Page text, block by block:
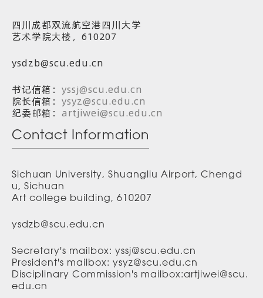
四川成都双流航空港四川大学
艺术学院大楼，610207
ysdzb@scu.edu.cn
书记信箱： yssj@scu.edu.cn
院长信箱： ysyz@scu.edu.cn
纪委邮箱： artjiwei@scu.edu.cn
Contact Information
Sichuan University, Shuangliu Airport, Chengd
u, Sichuan
Art college building, 610207
ysdzb@scu.edu.cn
Secretary's mailbox: yssj@scu.edu.cn
President's mailbox: ysyz@scu.edu.cn
Disciplinary Commission's mailbox:artjiwei@scu.
edu.cn